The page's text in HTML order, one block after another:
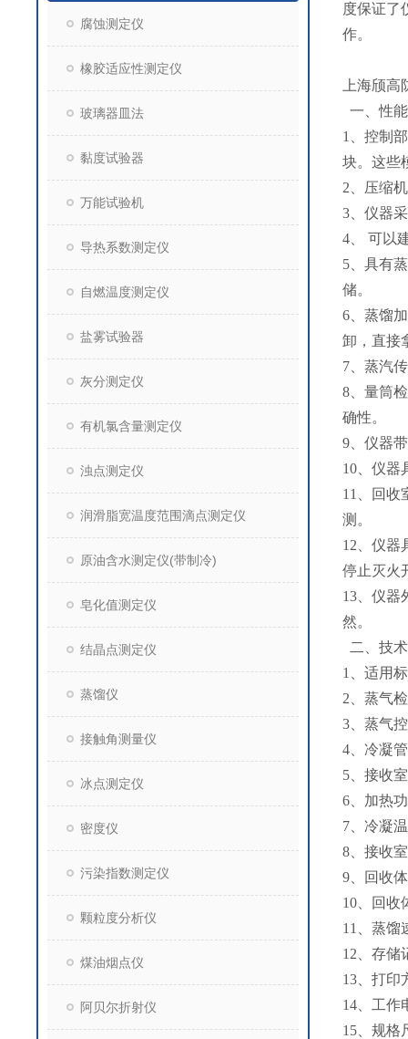
腐蚀测定仪
橡胶适应性测定仪
玻璃器皿法
黏度试验器
万能试验机
导热系数测定仪
自燃温度测定仪
盐雾试验器
灰分测定仪
有机氯含量测定仪
浊点测定仪
润滑脂宽温度范围滴点测定仪
原油含水测定仪(带制冷)
皂化值测定仪
结晶点测定仪
蒸馏仪
接触角测量仪
冰点测定仪
密度仪
污染指数测定仪
颗粒度分析仪
煤油烟点仪
阿贝尔折射仪
度保证了
作。
上海颀高
一、性
1、控制
块。这些
2、压缩
3、仪器
4、 可以
5、具有
储。
6、蒸馏
卸，直接
7、蒸汽
8、量筒
确性。
9、仪器
10、仪器
11、回收
测。
12、仪器
停止灭火
13、仪器
然。
二、技
1、适用
2、蒸气
3、蒸气
4、冷凝
5、接收
6、加热
7、冷凝
8、接收
9、回收
10、回收
11、蒸馏
12、存储
13、打印
14、工作
15、规格